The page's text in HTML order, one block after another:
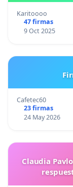
Karitoooo
47 firmas
9 Oct 2025
Cafetec60
23 firmas
24 May 2026
Claudia